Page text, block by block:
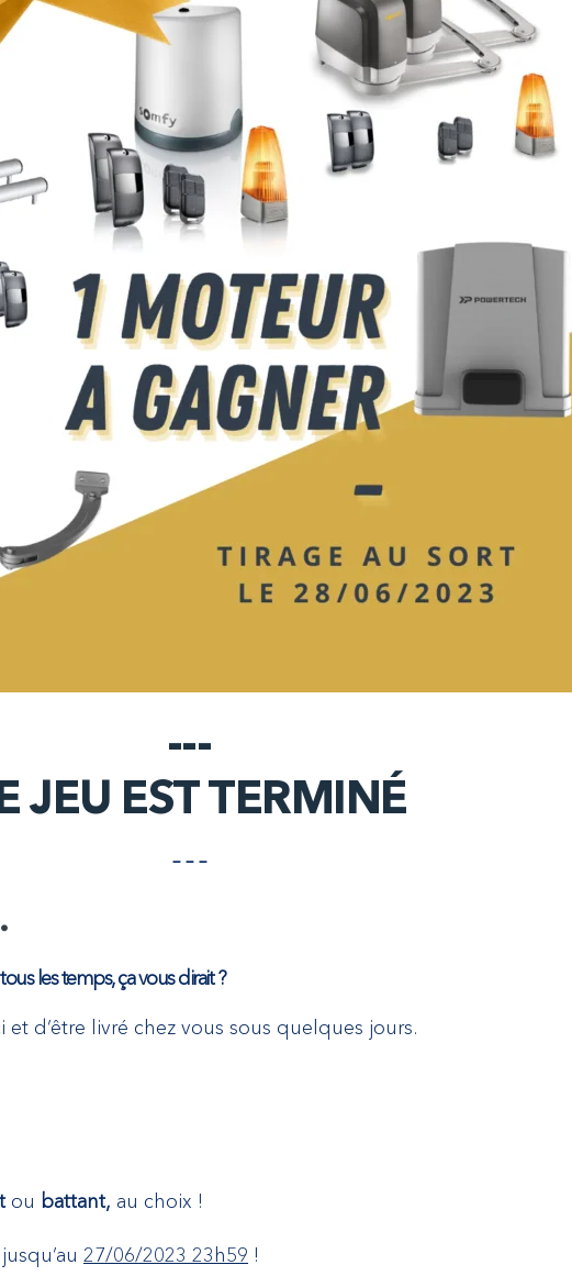
---
JEU EST TERMINÉ
– – –
les temps, ça vous dirait ?
d’être livré chez vous sous quelques jours.
ou battant, au choix !
27/06/2023 23h59 !